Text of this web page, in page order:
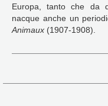
Europa, tanto che da
nacque anche un
Animaux (1907-1908).